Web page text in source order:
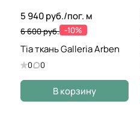
5 940 руб./пог. м
6 600 руб. -10%
Tia ткань Galleria Arben
0 0
В корзину